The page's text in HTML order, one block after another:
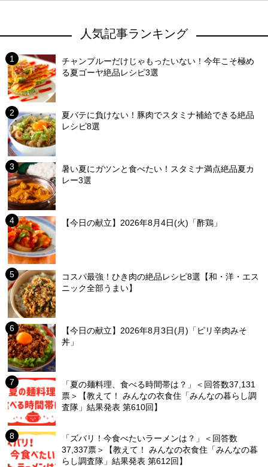
人気記事ランキング
チャンプルーだけじゃもったいない！今年こそ極め
る夏ゴーヤ絶品レシピ3選
夏バテに負けない！豚肉でスタミナ補給できる絶品
レシピ8選
暑い夏にガツンと食べたい！スタミナ満点絶品夏カ
レー3選
【今日の献立】2026年8月4日(火)「酢鶏」
コスパ最強！ひき肉の絶品レシピ8選【和・洋・エス
ニック全部うまい】
【今日の献立】2026年8月3日(月)「ピリ辛肉みそ
丼」
「夏の麺料理、食べる時間帯は？」＜回答数37,131
票＞【教えて！ みんなの衣食住「みんなの暮らし調
査隊」結果発表 第610回】
「ズバリ！今食べたいラーメンは？」＜回答数
37,337票＞【教えて！ みんなの衣食住「みんなの暮
らし調査隊」結果発表 第612回】